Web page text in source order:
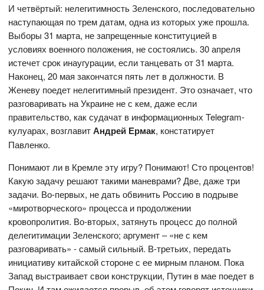
И четвёртый: нелегитимность Зеленского, последовательно
наступающая по трем датам, одна из которых уже прошла.
Выборы 31 марта, не запрещенные конституцией в
условиях военного положения, не состоялись. 30 апреля
истечет срок инаугурации, если танцевать от 31 марта.
Наконец, 20 мая закончатся пять лет в должности. В
Женеву поедет нелегитимный президент. Это означает, что
разговаривать на Украине не с кем, даже если
правительство, как судачат в информационных Telegram-
кулуарах, возглавитАндрей Ермак, констатирует
Павленко.
Понимают ли в Кремле эту игру? Понимают! Сто процентов!
Какую задачу решают такими маневрами? Две, даже три
задачи. Во-первых, не дать обвинить Россию в подрыве
«миротворческого» процесса и продолжении
кровопролития. Во-вторых, затянуть процесс до полной
делегитимации Зеленского; аргумент – «не с кем
разговаривать» - самый сильный. В-третьих, передать
инициативу китайской стороне с ее мирным планом. Пока
Запад выстраивает свои конструкции, Путин в мае поедет в